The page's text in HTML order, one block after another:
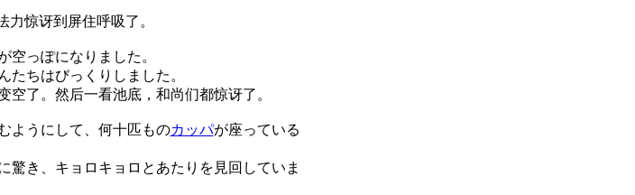
力惊讶到屏住呼吸了。
っぽになりました。
ちはびっくりしました。
了。然后一看池底，和尚们都惊讶了。
ようにして、何十匹ものカッパが座っている
き、キョロキョロとあたりを見回していま